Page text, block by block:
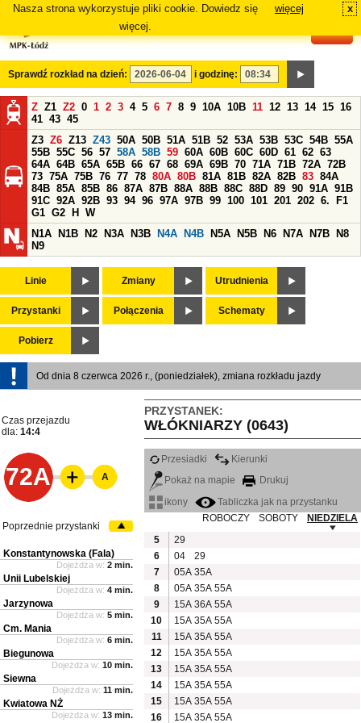
Nasza strona wykorzystuje pliki cookie. Dowiedz się
więcej.
więcej x
Sprawdź rozkład na dzień: i godzinę:
Z Z1 Z2 0 1 2 3 4 5 6 7 8 9 10A 10B 11 12 13 14 15 16
41 43 45
Z3 Z6 Z13 Z43 50A 50B 51A 51B 52 53A 53B 53C 54B 55A
55B 55C 56 57 58A 58B 59 60A 60B 60C 60D 61 62 63
64A 64B 65A 65B 66 67 68 69A 69B 70 71A 71B 72A 72B
73 75A 75B 76 77 78 80A 80B 81A 81B 82A 82B 83 84A
84B 85A 85B 86 87A 87B 88A 88B 88C 88D 89 90 91A 91B
91C 92A 92B 93 94 96 97A 97B 99 100 101 201 202 6.
F1
G1 G2 H
W
N1A
N1B N2 N3A N3B N4A N4B N5A N5B N6 N7A N7B
N8
N9
Linie Zmiany Utrudnienia
Przystanki Połączenia Schematy
Pobierz
Od dnia 8 czerwca 2026 r., (poniedziałek), zmiana rozkładu jazdy
PRZYSTANEK:
WŁÓKNIARZY (0643)
Czas przejazdu
dla: 14:4
72A
Przesiadki
Kierunki
Pokaż na mapie
Drukuj
ikony
Tabliczka jak na przystanku
ROBOCZY
SOBOTY
NIEDZIELA
5
29
6
04
29
7
05A 35A
8
05A 35A 55A
9
15A 36A 55A
10
15A 35A 55A
11
15A 35A 55A
12
15A 35A 55A
13
15A 35A 55A
14
15A 35A 55A
15
15A 35A 55A
16
15A 35A 55A
A
Poprzednie przystanki
Konstantynowska (Fala)
Dojeżdża w: 2 min.
Unii Lubelskiej
Dojeżdża w: 4 min.
Jarzynowa
Dojeżdża w: 5 min.
Cm. Mania
Dojeżdża w: 6 min.
Biegunowa
Dojeżdża w: 10 min.
Siewna
Dojeżdża w: 11 min.
Kwiatowa NŻ
Dojeżdża w: 13 min.